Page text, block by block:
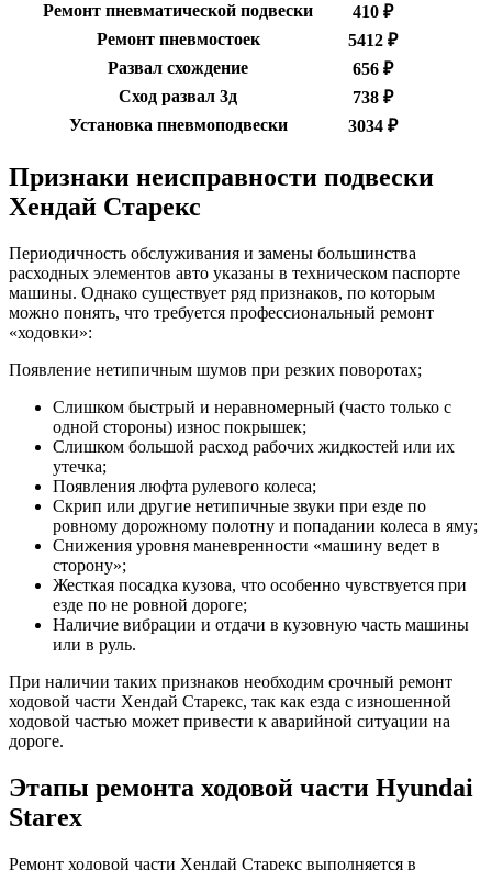
Ремонт пневматической подвески
410 ₽
Ремонт пневмостоек
5412 ₽
Развал схождение
656 ₽
Сход развал 3д
738 ₽
Установка пневмоподвески
3034 ₽
Признаки неисправности подвески
Хендай Старекс
Периодичность обслуживания и замены большинства
расходных элементов авто указаны в техническом паспорте
машины. Однако существует ряд признаков, по которым
можно понять, что требуется профессиональный ремонт
«ходовки»:
Появление нетипичным шумов при резких поворотах;
Слишком быстрый и неравномерный (часто только с
одной стороны) износ покрышек;
Слишком большой расход рабочих жидкостей или их
утечка;
Появления люфта рулевого колеса;
Скрип или другие нетипичные звуки при езде по
ровному дорожному полотну и попадании колеса в яму;
Снижения уровня маневренности «машину ведет в
сторону»;
Жесткая посадка кузова, что особенно чувствуется при
езде по не ровной дороге;
Наличие вибрации и отдачи в кузовную часть машины
или в руль.
При наличии таких признаков необходим срочный ремонт
ходовой части Хендай Старекс, так как езда с изношенной
ходовой частью может привести к аварийной ситуации на
дороге.
Этапы ремонта ходовой части Hyundai
Starex
Ремонт ходовой части Хендай Старекс выполняется в